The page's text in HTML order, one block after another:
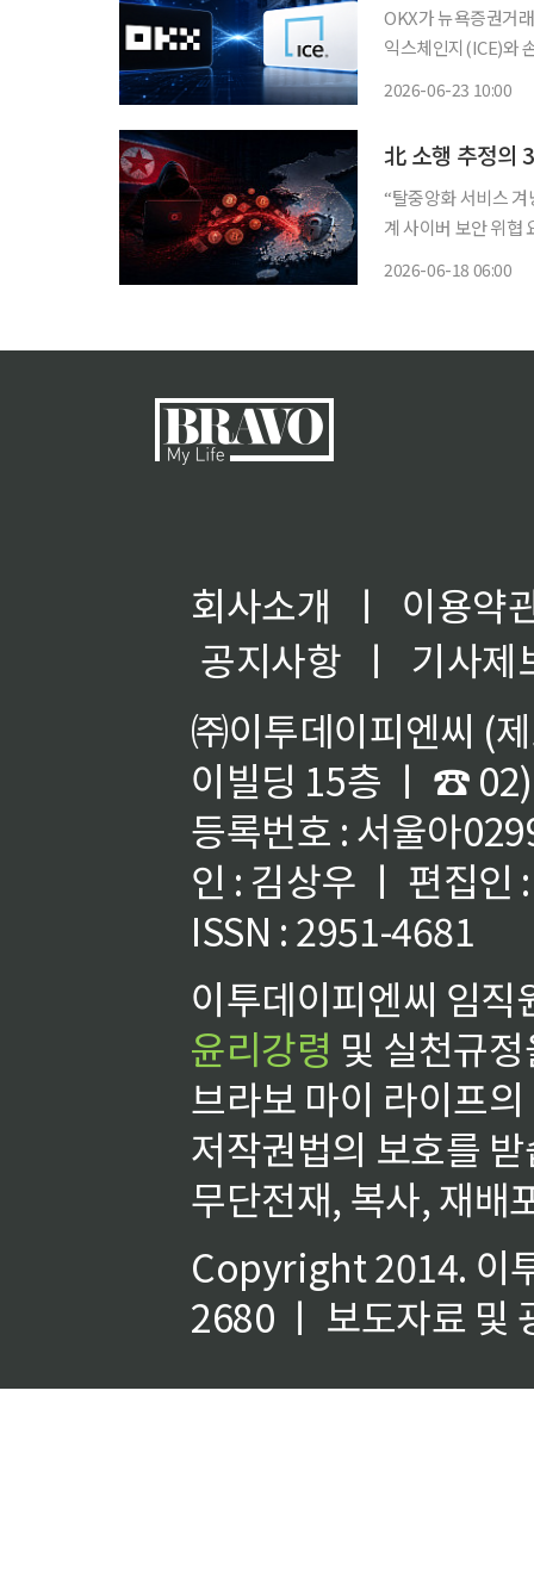
OKX가 뉴욕증권거
익스체인지(ICE)와
2026-06-23 10:00
北 소행 추정의
“탈중앙화 서비스 겨
계 사이버 보안 위협
2026-06-18 06:00
회사소개 ㅣ
이용약
공지사항
ㅣ
기사제
㈜이투데이피엔씨 (
이빌딩 15층 ㅣ ☎
등록번호 : 서울아
인 : 김상우 ㅣ 편집인
ISSN : 2951-4681
이투데이피엔씨 임
윤리강령 및 실천규
브라보 마이 라이프
저작권법의 보호를
무단전재, 복사, 재배
Copyright 2014. 이
2680 ㅣ 보도자료